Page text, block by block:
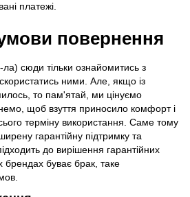
платежі.
повернення
сюди тільки ознайомитись з
ними. Але, якщо із
то пам'ятай, ми цінуємо
щоб взуття приносило комфорт і
терміну використання. Саме тому
гарантійну підтримку та
до вирішення гарантійних
брендах буває брак, таке